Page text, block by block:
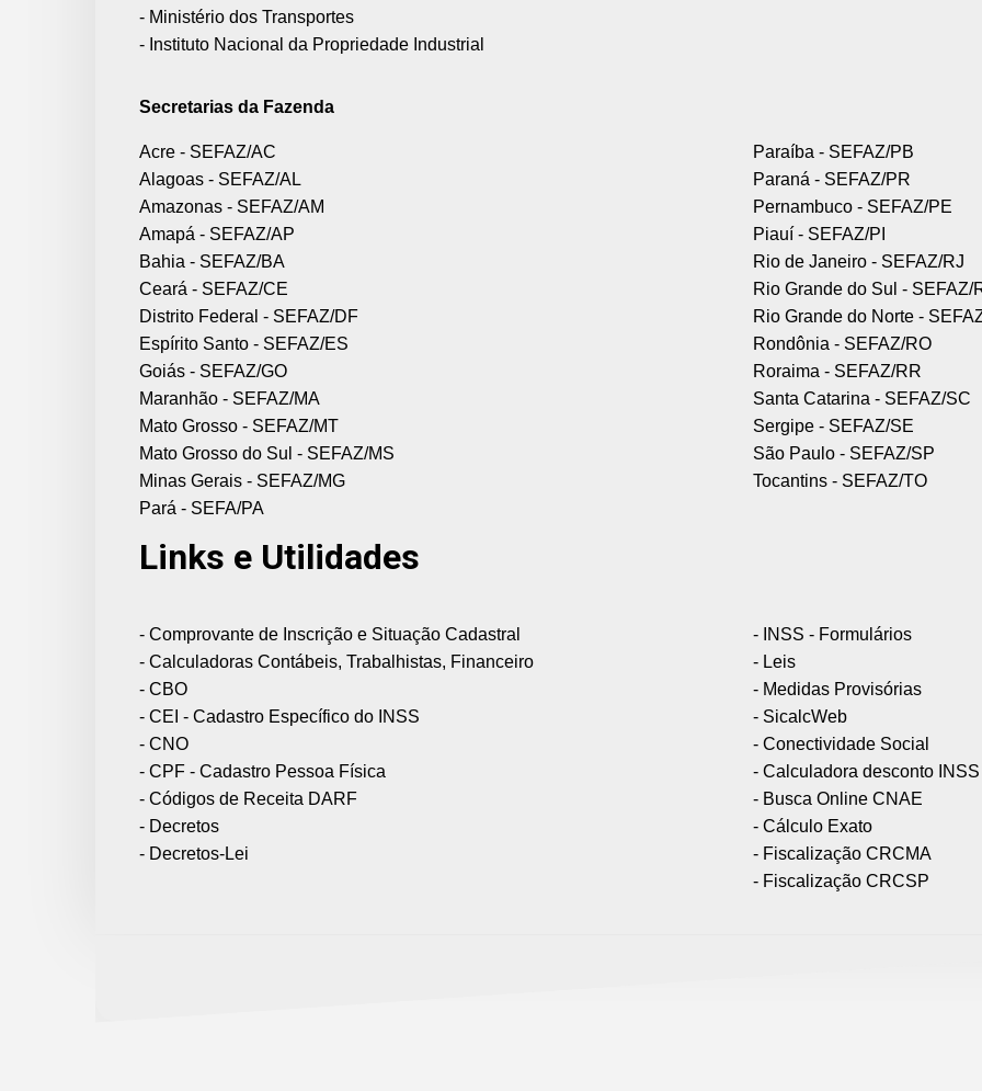
- Ministério dos Transportes
- Instituto Nacional da Propriedade Industrial
Secretarias da Fazenda
Acre - SEFAZ/AC
Alagoas - SEFAZ/AL
Amazonas - SEFAZ/AM
Amapá - SEFAZ/AP
Bahia - SEFAZ/BA
Ceará - SEFAZ/CE
Distrito Federal - SEFAZ/DF
Espírito Santo - SEFAZ/ES
Goiás - SEFAZ/GO
Maranhão - SEFAZ/MA
Mato Grosso - SEFAZ/MT
Mato Grosso do Sul - SEFAZ/MS
Minas Gerais - SEFAZ/MG
Pará - SEFA/PA
Paraíba - SEFAZ/PB
Paraná - SEFAZ/PR
Pernambuco - SEFAZ/PE
Piauí - SEFAZ/PI
Rio de Janeiro - SEFAZ/RJ
Rio Grande do Sul - SEFAZ/
Rio Grande do Norte -
Rondônia - SEFAZ/RO
Roraima - SEFAZ/RR
Santa Catarina - SEFAZ/SC
Sergipe - SEFAZ/SE
São Paulo - SEFAZ/SP
Tocantins - SEFAZ/TO
Links e Utilidades
- Comprovante de Inscrição e Situação Cadastral
- Calculadoras Contábeis, Trabalhistas, Financeiro
- CBO
- CEI - Cadastro Específico do INSS
- CNO
- CPF - Cadastro Pessoa Física
- Códigos de Receita DARF
- Decretos
- Decretos-Lei
- INSS - Formulários
- Leis
- Medidas Provisórias
- SicalcWeb
- Conectividade Social
- Calculadora desconto INSS
- Busca Online CNAE
- Cálculo Exato
- Fiscalização CRCMA
- Fiscalização CRCSP